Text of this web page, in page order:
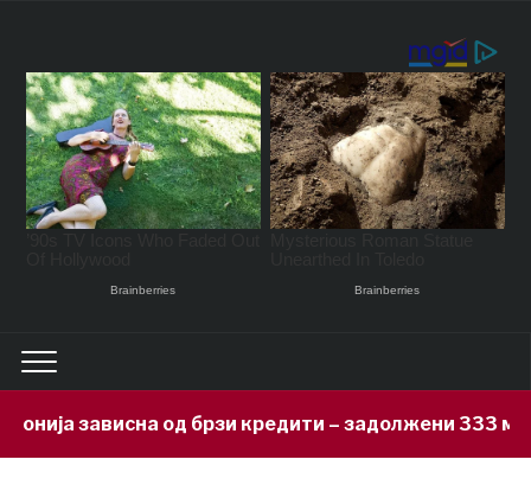
кредити – задолжени 333 милиони евра за 71